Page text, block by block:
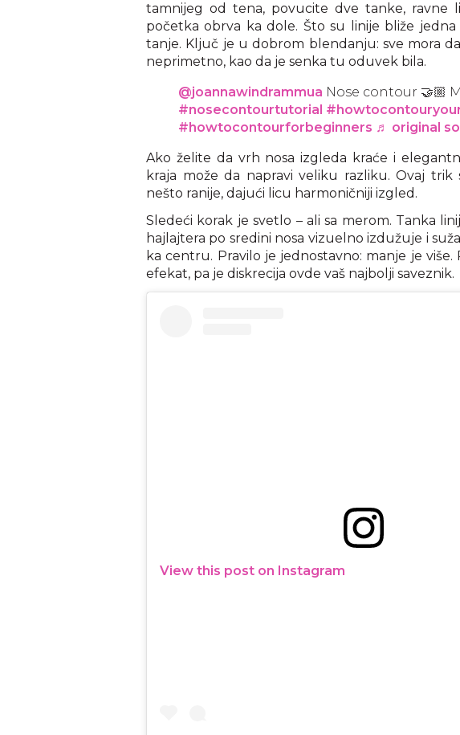
tamnijeg od tena, povucite dve tanke, ravne
početka obrva ka dole. Što su linije bliže
tanje. Ključ je u dobrom blendanju: sve mora
neprimetno, kao da je senka tu oduvek bila.
@joannawindrammua Nose contour 🤝🏼
#nosecontourtutorial
#howtocontourforbeginners ♬ original
Ako želite da vrh nosa izgleda kraće i
kraja može da napravi veliku razliku. Ovaj trik
nešto ranije, dajući licu harmoničniji izgled.
Sledeći korak je svetlo – ali sa merom. Tanka
hajlajtera po sredini nosa vizuelno izdužuje i
ka centru. Pravilo je jednostavno: manje je
efekat, pa je diskrecija ovde vaš najbolji saveznik.
View this post on Instagram